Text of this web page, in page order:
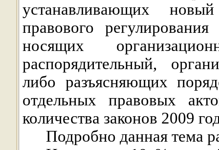
устанавливающих
правового
носящих
распорядительный,
либо разъясняющих
отдельных правовых
количества законов 2009
Подробно данная тема